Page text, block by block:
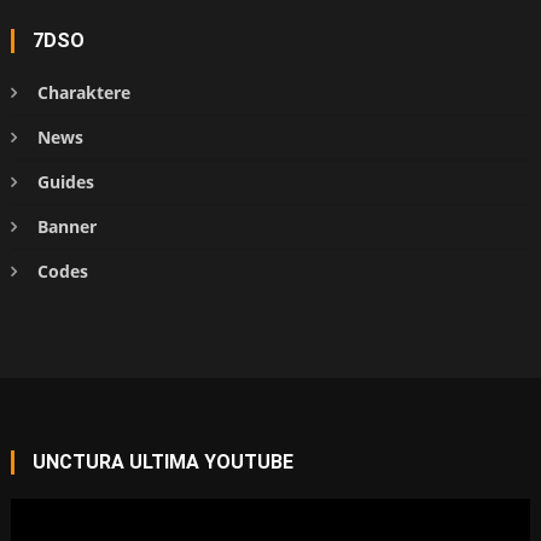
7DSO
Charaktere
News
Guides
Banner
Codes
UNCTURA ULTIMA YOUTUBE